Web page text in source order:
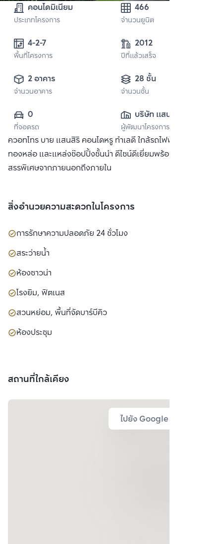
คอนโดมิเนียม
ประเภทโครงการ
466
จำนวนยูนิต
4-2-7
พื้นที่โครงการ
2012
ปีที่แล้วเสร็จ
2 อาคาร
จำนวนอาคาร
28 ชั้น
จำนวนชั้น
0
ที่จอดรถ
บริษัท แสนสิริ
จำกัด (มหาชน)
ผู้พัฒนาโครงการ
ควอทโทร บาย แสนสิริ คอนโดหรู ทำเลดี ใกล้รถไฟฟ้า BTS
ทองหล่อ และแหล่งช๊อปปิ้งชั้นนำ ดีไซน์ดีเยี่ยมพร้อมวัสดุที่คัด
สรรพิเศษจากภายนอกถึงภายใน
สิ่งอำนวยความสะดวกในโครงการ
การรักษาความปลอดภัย 24 ชั่วโมง
สระว่ายน้ำ
ห้องซาวน่า
โรงยิม, ฟิตเนส
สวนหย่อม, พื้นที่จัดบาร์บีคิว
ห้องประชุม
สถานที่ใกล้เคียง
ไปยัง Google Map